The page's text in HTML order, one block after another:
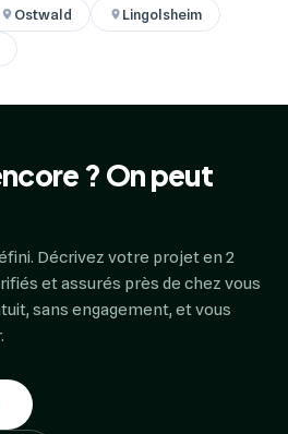
Ostwald
Lingolsheim
? On peut
Décrivez votre projet en 2
et assurés près de chez vous
sans engagement, et vous